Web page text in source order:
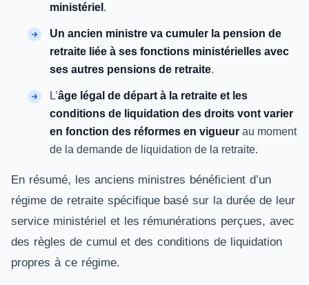
ministériel .
Un ancien ministre va cumuler la pension de
retraite liée à ses fonctions ministérielles avec
ses autres pensions de retraite.
L’âge légal de départ à la retraite et les
conditions de liquidation des droits vont varier
en fonction des réformes en vigueur au moment
de la demande de liquidation de la retraite.
En résumé, les anciens ministres bénéficient d’un
régime de retraite spécifique basé sur la durée de leur
service ministériel et les rémunérations perçues, avec
des règles de cumul et des conditions de liquidation
propres à ce régime.